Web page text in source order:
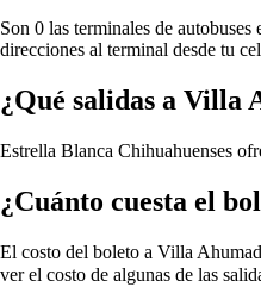
Son 0 las terminales de
direcciones al terminal desde tu
¿Qué salidas a Villa
Estrella Blanca Chihuahuenses
¿Cuánto cuesta el
El costo del boleto a Villa
ver el costo de algunas de las